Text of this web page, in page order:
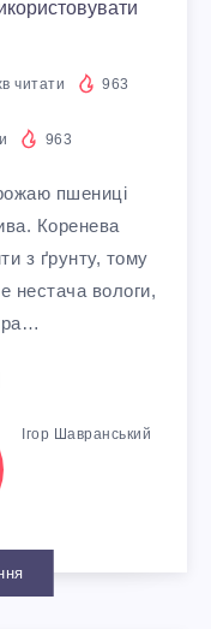
читати 963
963
пшениці
Коренева
з ґрунту, тому
нестача вологи,
Ігор Шавранський